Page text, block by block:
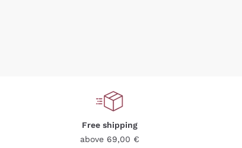
Free shipping
above 69,00 €